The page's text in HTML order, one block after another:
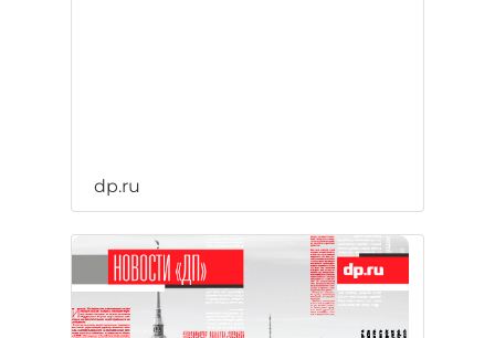
dp.ru